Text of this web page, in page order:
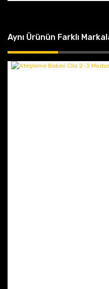
Aynı Ürünün Farklı